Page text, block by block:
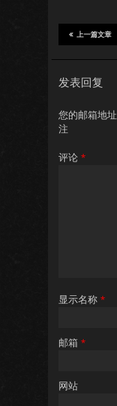
上一篇文章
发表回复
您的邮箱地
注
评论 *
显示名称 *
邮箱 *
网站